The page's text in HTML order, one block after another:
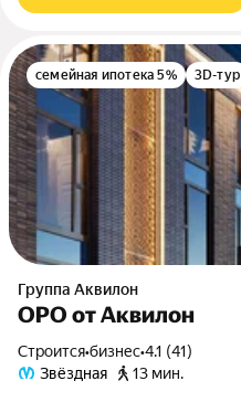
семейная ипотека 5% 3D-тур
Группа Аквилон
ОРО от Аквилон
Строится•бизнес•4.1 (41)
Звёздная
13 мин.